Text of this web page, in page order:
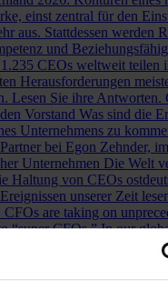
einst zentral für den
aus. Stattdessen werden
und
1.235 CEOs weltweit teilen
Herausforderungen
Lesen Sie ihre Antworten.
Vorstand Was sind die
Unternehmens zu
bei Egon Zehnder,
Unternehmen Die Welt
Haltung von CEOs
unserer Zeit
CFOs are taking on
“super CFOs.” In our
the future of the role
Neues Kompetenzprofil für
Die CFOs großer